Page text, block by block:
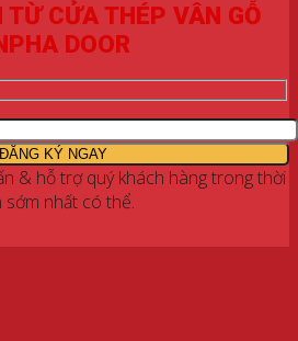
CỬA THÉP VÂN GỖ
DOOR
& hỗ trợ quý khách hàng trong thời
sớm nhất có thể.